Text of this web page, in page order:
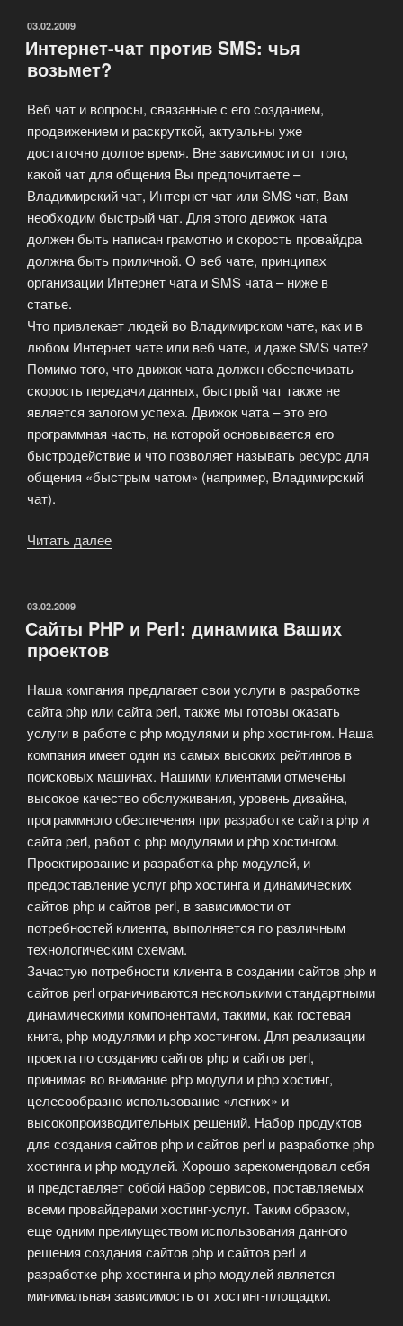
ОПУБЛИКОВАНО
03.02.2009
Интернет-чат против SMS: чья
возьмет?
Веб чат и вопросы, связанные с его созданием,
продвижением и раскруткой, актуальны уже
достаточно долгое время. Вне зависимости от того,
какой чат для общения Вы предпочитаете –
Владимирский чат, Интернет чат или SMS чат, Вам
необходим быстрый чат. Для этого движок чата
должен быть написан грамотно и скорость провайдра
должна быть приличной. О веб чате, принципах
организации Интернет чата и SMS чата – ниже в
статье.
Что привлекает людей во Владимирском чате, как и в
любом Интернет чате или веб чате, и даже SMS чате?
Помимо того, что движок чата должен обеспечивать
скорость передачи данных, быстрый чат также не
является залогом успеха. Движок чата – это его
программная часть, на которой основывается его
быстродействие и что позволяет называть ресурс для
общения «быстрым чатом» (например, Владимирский
чат).
Читать далее
чья
ОПУБЛИКОВАНО
03.02.2009
Сайты PHP и Perl: динамика Ваших
проектов
Наша компания предлагает свои услуги в разработке
сайта php или сайта perl, также мы готовы оказать
услуги в работе с php модулями и php хостингом. Наша
компания имеет один из самых высоких рейтингов в
поисковых машинах. Нашими клиентами отмечены
высокое качество обслуживания, уровень дизайна,
программного обеспечения при разработке сайта php и
сайта perl, работ с php модулями и php хостингом.
Проектирование и разработка php модулей, и
предоставление услуг php хостинга и динамических
сайтов php и сайтов perl, в зависимости от
потребностей клиента, выполняется по различным
технологическим схемам.
Зачастую потребности клиента в создании сайтов php и
сайтов perl ограничиваются несколькими стандартными
динамическими компонентами, такими, как гостевая
книга, php модулями и php хостингом. Для реализации
проекта по созданию сайтов php и сайтов perl,
принимая во внимание php модули и php хостинг,
целесообразно использование «легких» и
высокопроизводительных решений. Набор продуктов
для создания сайтов php и сайтов perl и разработке php
хостинга и php модулей. Хорошо зарекомендовал себя
и представляет собой набор сервисов, поставляемых
всеми провайдерами хостинг-услуг. Таким образом,
еще одним преимуществом использования данного
решения создания сайтов php и сайтов perl и
разработке php хостинга и php модулей является
минимальная зависимость от хостинг-площадки.